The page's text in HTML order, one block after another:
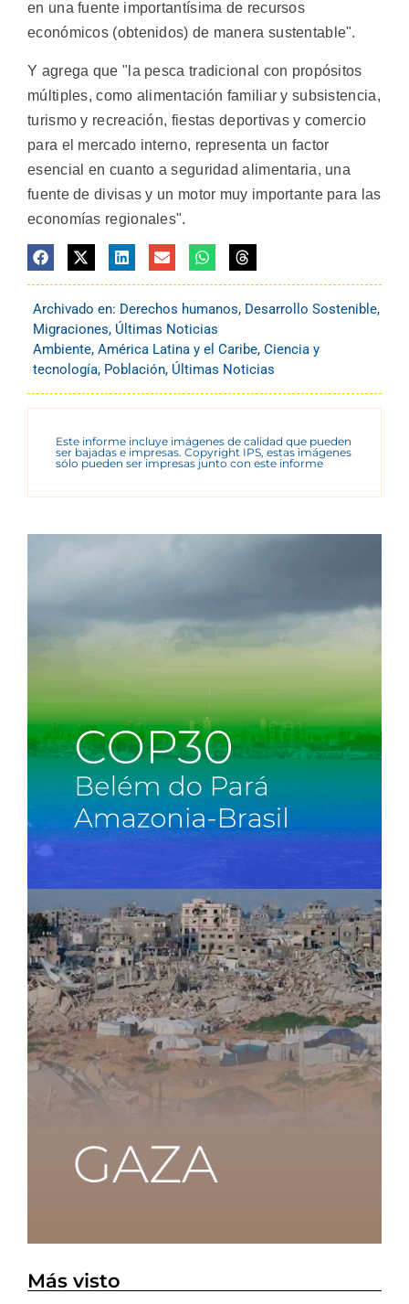
en una fuente importantísima de recursos
económicos (obtenidos) de manera sustentable".
Y agrega que "la pesca tradicional con propósitos
múltiples, como alimentación familiar y subsistencia,
turismo y recreación, fiestas deportivas y comercio
para el mercado interno, representa un factor
esencial en cuanto a seguridad alimentaria, una
fuente de divisas y un motor muy importante para las
economías regionales".
Archivado en: Derechos humanos, Desarrollo Sostenible,
Migraciones, Últimas Noticias
Ambiente, América Latina y el Caribe, Ciencia y
tecnología, Población, Últimas Noticias
Este informe incluye imágenes de calidad que pueden
ser bajadas e impresas. Copyright IPS, estas imágenes
sólo pueden ser impresas junto con este informe
Más visto